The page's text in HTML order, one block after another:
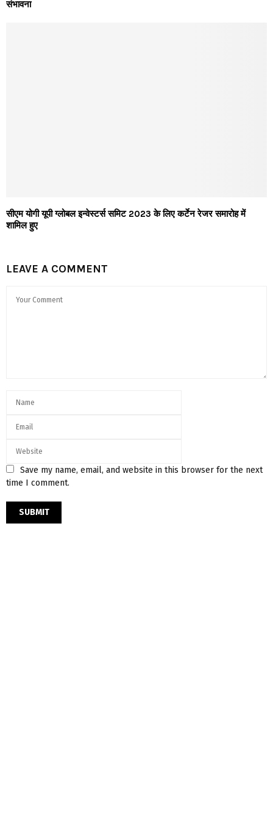
संभावना
सीएम योगी यूपी ग्लोबल इन्वेस्टर्स समिट 2023 के लिए कर्टेन रेजर समारोह में
शामिल हुए
LEAVE A COMMENT
Save my name, email, and website in this browser for the next
time I comment.